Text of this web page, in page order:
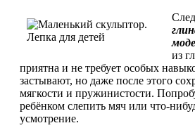
из
приятна и не требует особых
застывают, но даже после этого
мягкости и пружинистости.
ребёнком слепить мяч или что-
усмотрение.